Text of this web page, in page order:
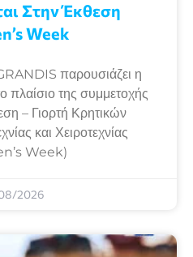
Στην Έκθεση
Week
παρουσιάζει η
πλαίσιο της συμμετοχής
– Γιορτή Κρητικών
και Χειροτεχνίας
Week)
2026